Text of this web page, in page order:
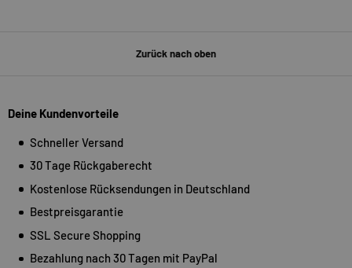
Zurück nach oben
Deine Kundenvorteile
Schneller Versand
30 Tage Rückgaberecht
Kostenlose Rücksendungen in Deutschland
Bestpreisgarantie
SSL Secure Shopping
Bezahlung nach 30 Tagen mit PayPal